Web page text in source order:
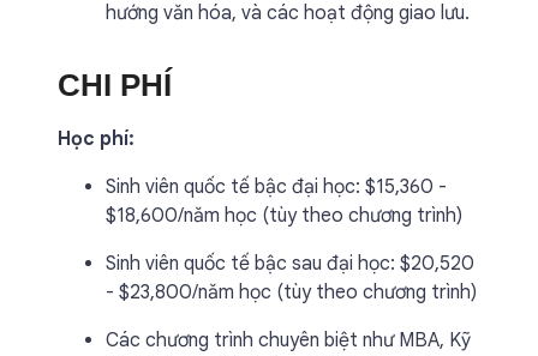
hướng văn hóa, và các hoạt động giao lưu.
CHI PHÍ
Học phí:
Sinh viên quốc tế bậc đại học: $15,360 -
$18,600/năm học (tùy theo chương trình)
Sinh viên quốc tế bậc sau đại học: $20,520
- $23,800/năm học (tùy theo chương trình)
Các chương trình chuyên biệt như MBA, Kỹ